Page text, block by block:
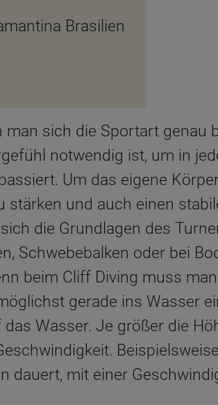
Brasilien
man sich die Sportart genau
notwendig ist, um in
Um das eigene
stärken und auch einen
die Grundlagen des
Schwebebalken oder bei
beim Cliff Diving muss
gerade ins Wasser
Wasser. Je größer die
dauert, mit einer